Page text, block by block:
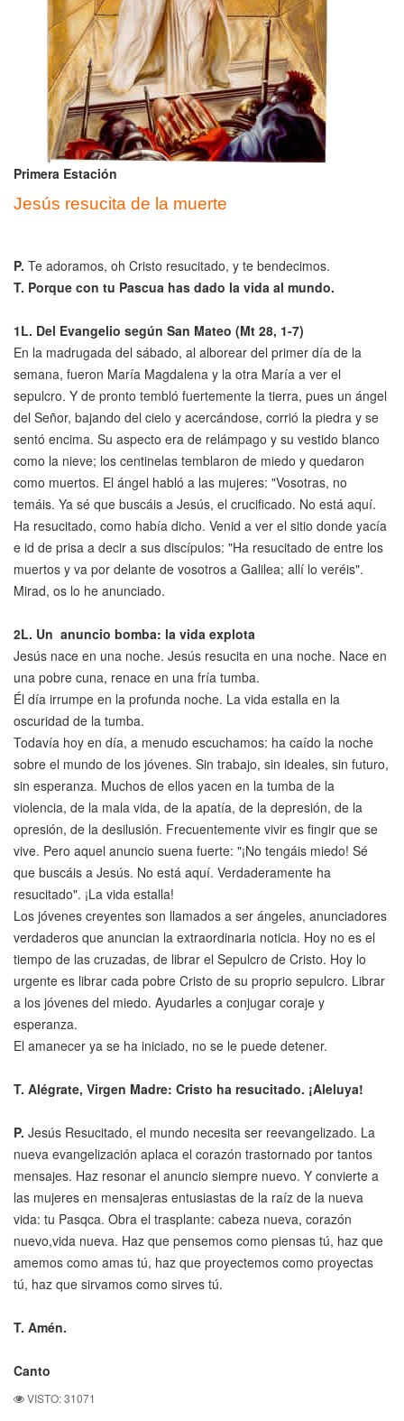
Primera Estación
Jesús resucita de la muerte
P. Te adoramos, oh Cristo resucitado, y te bendecimos.
T. Porque con tu Pascua has dado la vida al mundo.
1L. Del Evangelio según San Mateo (Mt 28, 1-7)
En la madrugada del sábado, al alborear del primer día de la
semana, fueron María Magdalena y la otra María a ver el
sepulcro. Y de pronto tembló fuertemente la tierra, pues un ángel
del Señor, bajando del cielo y acercándose, corrió la piedra y se
sentó encima. Su aspecto era de relámpago y su vestido blanco
como la nieve; los centinelas temblaron de miedo y quedaron
como muertos. El ángel habló a las mujeres: "Vosotras, no
temáis. Ya sé que buscáis a Jesús, el crucificado. No está aquí.
Ha resucitado, como había dicho. Venid a ver el sitio donde yacía
e id de prisa a decir a sus discípulos: "Ha resucitado de entre los
muertos y va por delante de vosotros a Galilea; allí lo veréis".
Mirad, os lo he anunciado.
2L. Un anuncio bomba: la vida explota
Jesús nace en una noche. Jesús resucita en una noche. Nace en
una pobre cuna, renace en una fría tumba.
Él día irrumpe en la profunda noche. La vida estalla en la
oscuridad de la tumba.
Todavía hoy en día, a menudo escuchamos: ha caído la noche
sobre el mundo de los jóvenes. Sin trabajo, sin ideales, sin futuro,
sin esperanza. Muchos de ellos yacen en la tumba de la
violencia, de la mala vida, de la apatía, de la depresión, de la
opresión, de la desilusión. Frecuentemente vivir es fingir que se
vive. Pero aquel anuncio suena fuerte: "¡No tengáis miedo! Sé
que buscáis a Jesús. No está aquí. Verdaderamente ha
resucitado". ¡La vida estalla!
Los jóvenes creyentes son llamados a ser ángeles, anunciadores
verdaderos que anuncian la extraordinaria noticia. Hoy no es el
tiempo de las cruzadas, de librar el Sepulcro de Cristo. Hoy lo
urgente es librar cada pobre Cristo de su proprio sepulcro. Librar
a los jóvenes del miedo. Ayudarles a conjugar coraje y
esperanza.
El amanecer ya se ha iniciado, no se le puede detener.
T. Alégrate, Virgen Madre: Cristo ha resucitado. ¡Aleluya!
P. Jesús Resucitado, el mundo necesita ser reevangelizado. La
nueva evangelización aplaca el corazón trastornado por tantos
mensajes. Haz resonar el anuncio siempre nuevo. Y convierte a
las mujeres en mensajeras entusiastas de la raíz de la nueva
vida: tu Pasqca. Obra el trasplante: cabeza nueva, corazón
nuevo,vida nueva. Haz que pensemos como piensas tú, haz que
amemos como amas tú, haz que proyectemos como proyectas
tú, haz que sirvamos como sirves tú.
T. Amén.
Canto
VISTO: 31071